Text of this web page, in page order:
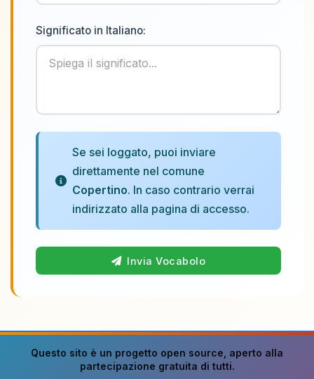
Significato in Italiano:
Se sei loggato, puoi inviare
direttamente nel comune
Copertino. In caso contrario verrai
indirizzato alla pagina di accesso.
Invia Vocabolo
Questo sito è un progetto open source , aperto alla
partecipazione gratuita di tutti.